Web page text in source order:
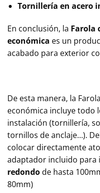
Tornillería en acero
En conclusión, la Farola
económica es un
acabado para exterior
De esta manera, la
económica incluye todo
instalación (tornillería,
tornillos de anclaje…).
colocar directamente
adaptador incluido para
redondode hasta
80mm)